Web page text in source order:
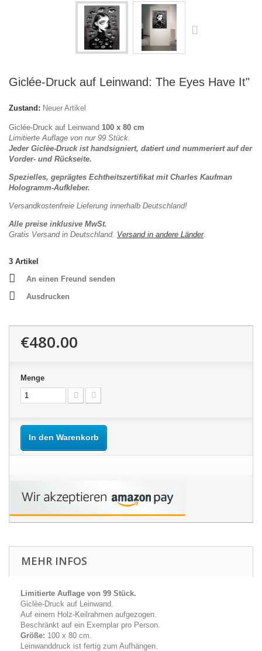
Giclée-Druck auf Leinwand: The Eyes Have It"
Zustand: Neuer Artikel
Giclée-Druck auf Leinwand 100 x 80 cm
Limitierte Auflage von nur 99 Stück.
Jeder Giclèe-Druck ist handsigniert, datiert und nummeriert auf der
Vorder- und Rückseite.
Spezielles, geprägtes Echtheitszertifikat mit Charles Kaufman
Hologramm-Aufkleber.
Versandkostenfreie Lieferung innerhalb Deutschland!
Alle preise inklusive MwSt.
Gratis Versand in Deutschland. Versand in andere Länder.
3 Artikel
An einen Freund senden
Ausdrucken
€480.00
Menge
In den Warenkorb
MEHR INFOS
Limitierte Auflage von 99 Stück.
Giclèe-Druck auf Leinwand.
Auf einem Holz-Keilrahmen aufgezogen.
Beschränkt auf ein Exemplar pro Person.
Größe: 100 x 80 cm.
Leinwanddruck ist fertig zum Aufhängen.